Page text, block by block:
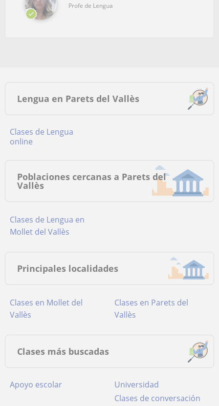
Profe de Lengua
Lengua en Parets del Vallès
Clases de Lengua
online
Poblaciones cercanas a Parets del
Vallès
Clases de Lengua en
Mollet del Vallès
Principales localidades
Clases en Mollet del
Vallès
Clases en Parets del
Vallès
Clases más buscadas
Apoyo escolar
Universidad
Clases de conversación